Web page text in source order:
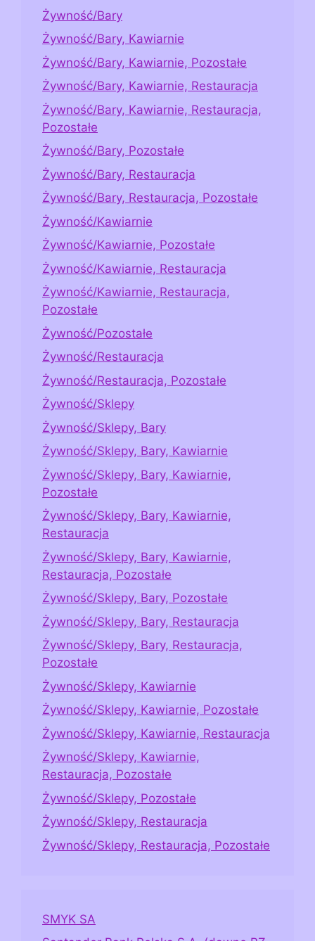
Żywność/Bary
Żywność/Bary, Kawiarnie
Żywność/Bary, Kawiarnie, Pozostałe
Żywność/Bary, Kawiarnie, Restauracja
Żywność/Bary, Kawiarnie, Restauracja,
Pozostałe
Żywność/Bary, Pozostałe
Żywność/Bary, Restauracja
Żywność/Bary, Restauracja, Pozostałe
Żywność/Kawiarnie
Żywność/Kawiarnie, Pozostałe
Żywność/Kawiarnie, Restauracja
Żywność/Kawiarnie, Restauracja,
Pozostałe
Żywność/Pozostałe
Żywność/Restauracja
Żywność/Restauracja, Pozostałe
Żywność/Sklepy
Żywność/Sklepy, Bary
Żywność/Sklepy, Bary, Kawiarnie
Żywność/Sklepy, Bary, Kawiarnie,
Pozostałe
Żywność/Sklepy, Bary, Kawiarnie,
Restauracja
Żywność/Sklepy, Bary, Kawiarnie,
Restauracja, Pozostałe
Żywność/Sklepy, Bary, Pozostałe
Żywność/Sklepy, Bary, Restauracja
Żywność/Sklepy, Bary, Restauracja,
Pozostałe
Żywność/Sklepy, Kawiarnie
Żywność/Sklepy, Kawiarnie, Pozostałe
Żywność/Sklepy, Kawiarnie, Restauracja
Żywność/Sklepy, Kawiarnie,
Restauracja, Pozostałe
Żywność/Sklepy, Pozostałe
Żywność/Sklepy, Restauracja
Żywność/Sklepy, Restauracja, Pozostałe
SMYK SA